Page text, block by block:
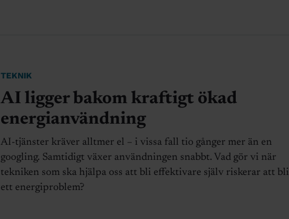
TEKNIK
AI ligger bakom kraftigt ökad
energianvändning
AI-tjänster kräver alltmer el – i vissa fall tio gånger mer än en
googling. Samtidigt växer användningen snabbt. Vad gör vi när
tekniken som ska hjälpa oss att bli effektivare själv riskerar att bli
ett energiproblem?